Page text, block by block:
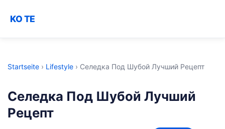
KO TE
Startseite › Lifestyle › Селедка Под Шубой Лучший Рецепт
Селедка Под Шубой Лучший
Рецепт